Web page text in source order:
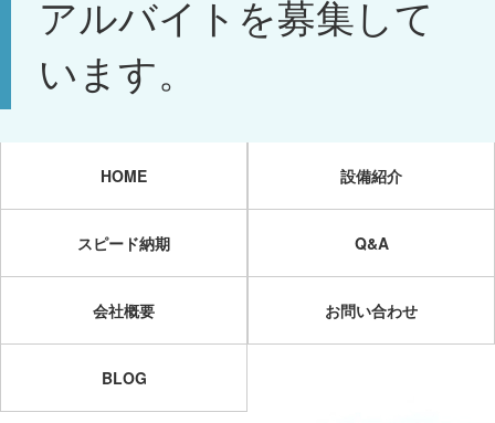
アルバイトを募集して
います。
HOME 設備紹介
スピード納期 Q&A
会社概要 お問い合わせ
BLOG